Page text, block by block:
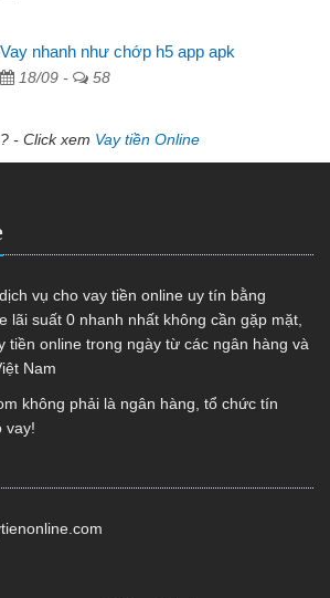
Vay nhanh như chớp h5 app apk
18/09 - 58
- Click xem Vay tiền Online
vụ cho vay tiền online uy tín bằng
lãi suất 0 nhanh nhất không cần gặp mặt,
tiền online trong ngày từ các ngân hàng và
Nam
không phải là ngân hàng, tổ chức tín
vay!